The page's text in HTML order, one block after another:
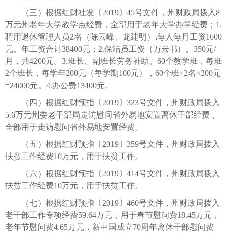
（三）根据红财社发〔2019〕45号文件，州财政局拨入8
万元州老年大学教学点经费，全部用于老年大学办学经费；1.
聘用退休管理人员2名（陈云峰、龙建明）,每人每月工资1600
元。年工资合计38400元；2.保洁员工资（万云书）。350元/
月，共4200元。3.班长、副班长劳务补助。60个教学班，每班
2个班长，每学年200元（每学期100元），60个班×2名×200元
=24000元。4.办公费13400元。
（四）根据红财预指〔2019〕323号文件，州财政局拨入
5.6万元州委老干部局走访慰问省外易地安置离休干部经费，
全部用于走访慰问省外易地安置经费。
（五）根据红财预指〔2019〕359号文件，州财政局拨入
扶贫工作经费10万元，用于扶贫工作。
（六）根据红财预指〔2019〕414号文件，州财政局拨入
扶贫工作经费10万元，用于扶贫工作。
（七）根据红财预指〔2019〕460号文件，州财政局拨入
老干部工作专项经费59.64万元，用于春节慰问费18.45万元，
老年节慰问费4.65万元，新中国成立70周年离休干部慰问费